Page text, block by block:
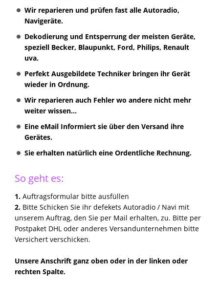
Wir reparieren und prüfen fast alle Autoradio,
Navigeräte.
Dekodierung und Entsperrung der meisten Geräte,
speziell Becker, Blaupunkt, Ford, Philips, Renault
uva.
Perfekt Ausgebildete Techniker bringen ihr Gerät
wieder in Ordnung.
Wir reparieren auch Fehler wo andere nicht mehr
weiter wissen...
Eine eMail Informiert sie über den Versand ihre
Gerätes.
Sie erhalten natürlich eine Ordentliche Rechnung.
So geht es:
1. Auftragsformular bitte ausfüllen
2. Bitte Schicken Sie ihr defekets Autoradio / Navi mit
unserem Auftrag, den Sie per Mail erhalten, zu. Bitte per
Postpaket DHL oder anderes Versandunternehmen bitte
Versichert verschicken.
Unsere Anschrift ganz oben oder in der linken oder
rechten Spalte.